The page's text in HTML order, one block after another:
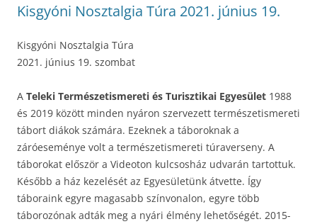
Kisgyóni Nosztalgia Túra 2021. június 19.
Kisgyóni Nosztalgia Túra
2021. június 19. szombat
A Teleki Természetismereti és Turisztikai Egyesület 1988
és 2019 között minden nyáron szervezett természetismereti
tábort diákok számára. Ezeknek a táboroknak a
záróeseménye volt a természetismereti túraverseny. A
táborokat először a Videoton kulcsosház udvarán tartottuk.
Később a ház kezelését az Egyesületünk átvette. Így
táboraink egyre magasabb színvonalon, egyre több
táborozónak adták meg a nyári élmény lehetőségét. 2015-